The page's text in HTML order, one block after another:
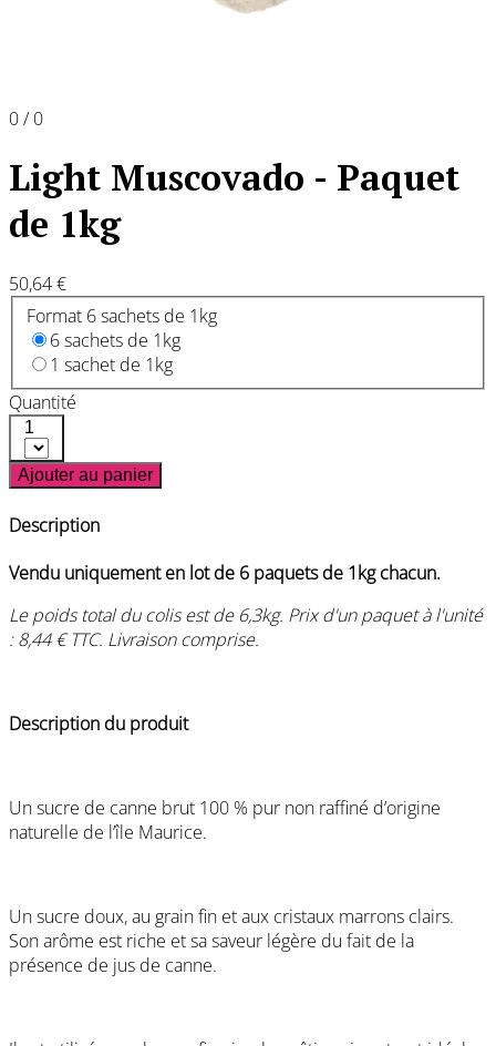
0 / 0
Light Muscovado - Paquet
de 1kg
50,64 €
Format 6 sachets de 1kg
6 sachets de 1kg
1 sachet de 1kg
Quantité
1
Ajouter au panier
Description
Vendu uniquement en lot de 6 paquets de 1kg chacun.
Le poids total du colis est de 6,3kg. Prix d'un paquet à l'unité
: 8,44 € TTC. Livraison comprise.
Description du produit
Un sucre de canne brut 100 % pur non raffiné d’origine
naturelle de l’île Maurice.
Un sucre doux, au grain fin et aux cristaux marrons clairs.
Son arôme est riche et sa saveur légère du fait de la
présence de jus de canne.